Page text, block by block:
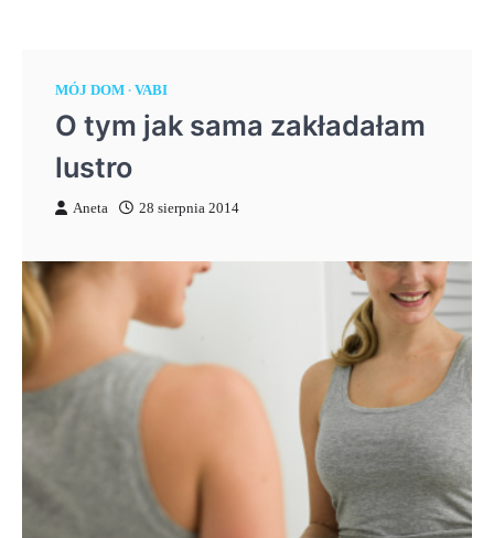
MÓJ DOM VABI
O tym jak sama zakładałam
lustro
Aneta 28 sierpnia 2014